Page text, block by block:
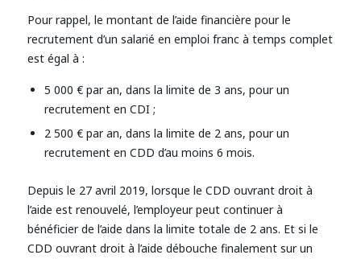
Pour rappel, le montant de l’aide financière pour le
recrutement d’un salarié en emploi franc à temps complet
est égal à :
5 000 € par an, dans la limite de 3 ans, pour un
recrutement en CDI ;
2 500 € par an, dans la limite de 2 ans, pour un
recrutement en CDD d’au moins 6 mois.
Depuis le 27 avril 2019, lorsque le CDD ouvrant droit à
l’aide est renouvelé, l’employeur peut continuer à
bénéficier de l’aide dans la limite totale de 2 ans. Et si le
CDD ouvrant droit à l’aide débouche finalement sur un